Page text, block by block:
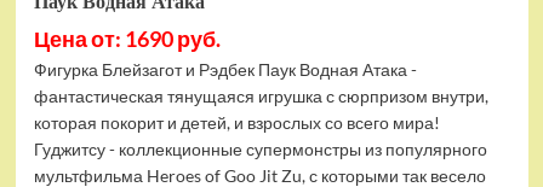
Цена от: 1690 руб.
Фигурка Блейзагот и Рэдбек Паук Водная Атака -
фантастическая тянущаяся игрушка с сюрпризом внутри,
которая покорит и детей, и взрослых со всего мира!
Гуджитсу - коллекционные супермонстры из популярного
мультфильма Heroes of Goo Jit Zu, с которыми так весело